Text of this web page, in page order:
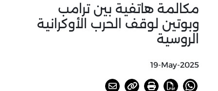
مكالمة هاتفية بين ترامب
وبوتين لوقف الحرب الأوكرانية
الروسية
19-May-2025